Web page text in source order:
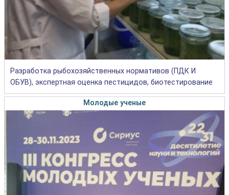
Разработка рыбохозяйственных нормативов (ПДК И
ОБУВ), экспертная оценка пестицидов, биотестирование
Молодые ученые